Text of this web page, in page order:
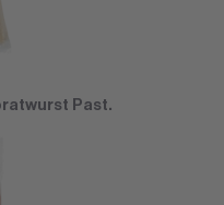
Past.